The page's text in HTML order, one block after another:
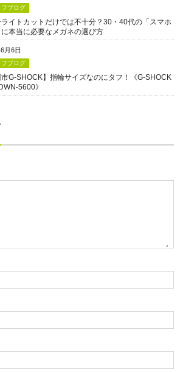
フブログ
ライトカットだけでは不十分？30・40代の「スマホ
本当に必要なメガネの選び方
月6日
フブログ
市G-SHOCK】指輪サイズなのにタフ！《G-SHOCK
5600》